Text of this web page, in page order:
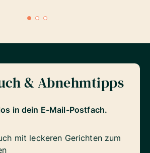
& Abnehmtipps
in dein E-Mail-Postfach.
mit leckeren Gerichten zum